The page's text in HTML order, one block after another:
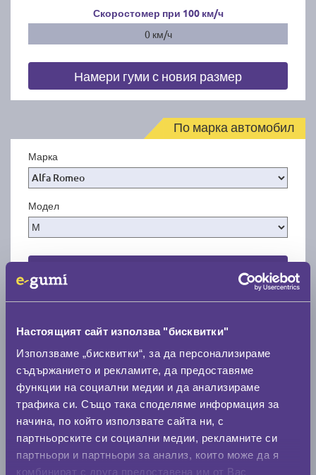
Настоящият сайт използва "бисквитки"
Използваме „бисквитки“, за да персонализираме
съдържанието и рекламите, да предоставяме
функции на социални медии и да анализираме
трафика си. Също така споделяме информация за
начина, по който използвате сайта ни, с
партньорските си социални медии, рекламните си
партньори и партньори за анализ, които може да я
комбинират с друга предоставена им от Вас
Скоростомер при 100 км/ч
0 км/ч
Намери гуми с новия размер
По марка автомобил
Марка
Модел